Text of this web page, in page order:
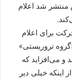
منتشر شد اعلام
برای اعلام
تروریستی»
و می‌افزاید که
خیلی دیر